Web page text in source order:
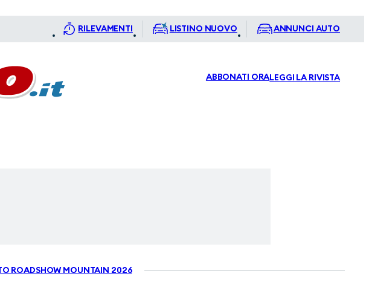
RILEVAMENTI LISTINO NUOVO ANNUNCI AUTO
ABBONATI ORALEGGI LA RIVISTA
ROADSHOW MOUNTAIN 2026